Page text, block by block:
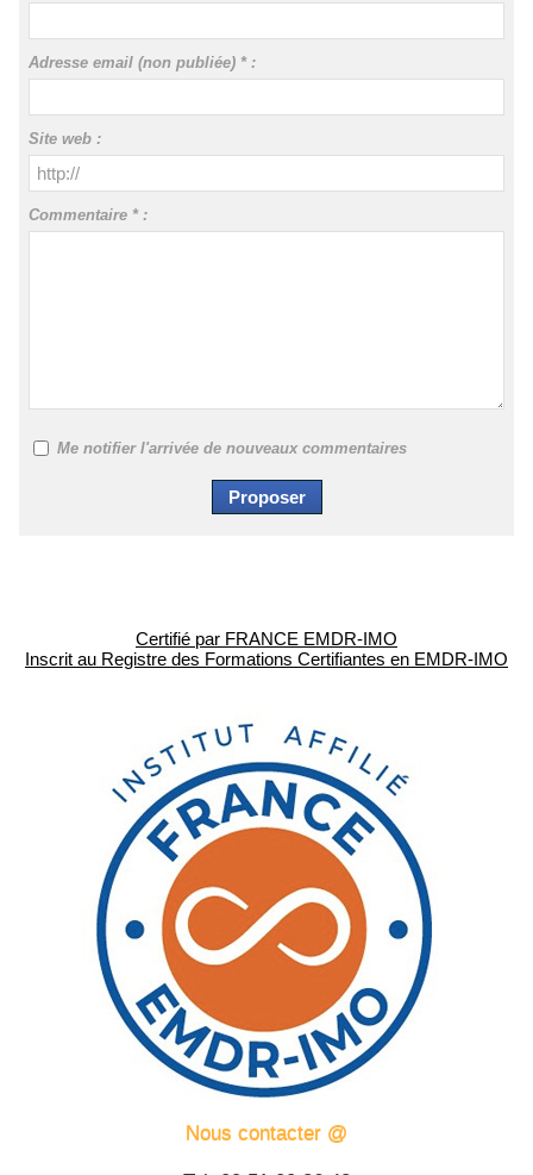
Adresse email (non publiée) * :
Site web :
Commentaire * :
Me notifier l'arrivée de nouveaux commentaires
Certifié par FRANCE EMDR-IMO
Inscrit au Registre des Formations Certifiantes en EMDR-IMO
Nous contacter @